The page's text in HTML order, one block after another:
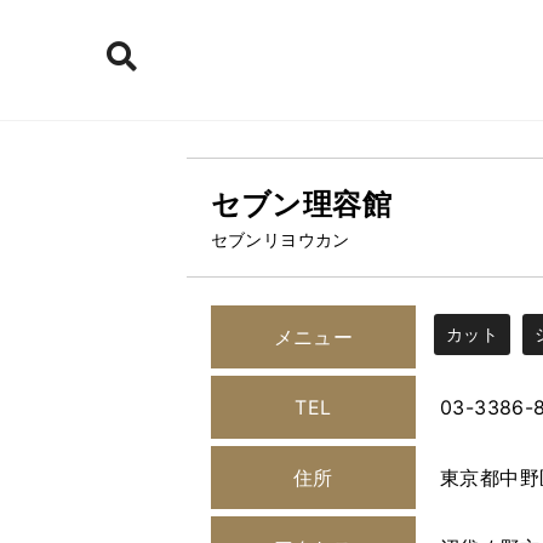
セブン理容館
セブンリヨウカン
メニュー カット
TEL 03-3386-
住所 東京都中